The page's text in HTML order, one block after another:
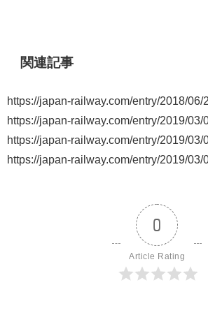
関連記事
https://japan-railway.com/entry/2018/06/
https://japan-railway.com/entry/2019/03/
https://japan-railway.com/entry/2019/03/
https://japan-railway.com/entry/2019/03/
0
Article Rating